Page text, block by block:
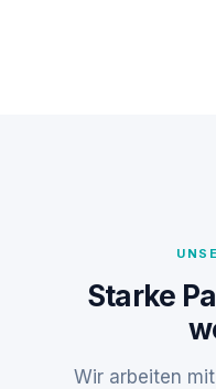
Starke
Wir arbeiten